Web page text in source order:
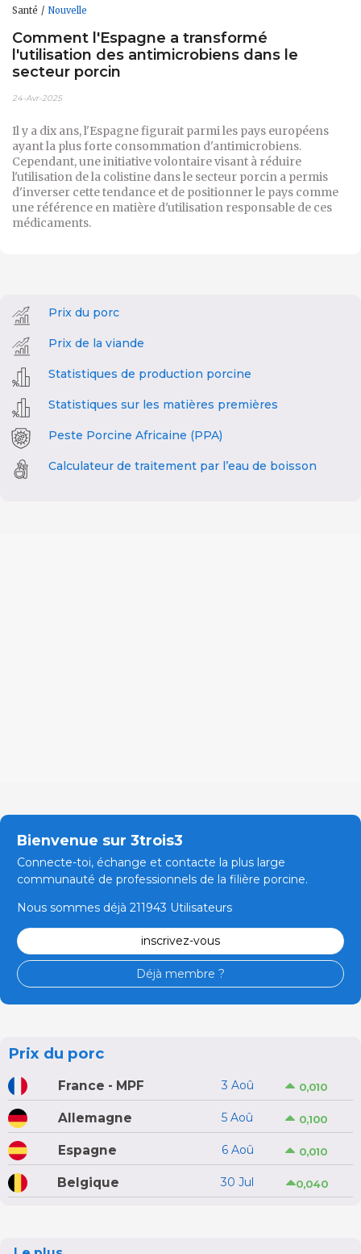
Santé Nouvelle
Comment l'Espagne a transformé
l'utilisation des antimicrobiens dans le
secteur porcin
24-Avr-2025
Il y a dix ans, l'Espagne figurait parmi les pays européens
ayant la plus forte consommation d'antimicrobiens.
Cependant, une initiative volontaire visant à réduire
l'utilisation de la colistine dans le secteur porcin a permis
d'inverser cette tendance et de positionner le pays comme
une référence en matière d'utilisation responsable de ces
médicaments.
Prix du porc
Prix de la viande
Statistiques de production porcine
Statistiques sur les matières premières
Peste Porcine Africaine (PPA)
Calculateur de traitement par l’eau de boisson
Bienvenue sur 3trois3
Connecte-toi, échange et contacte la plus large
communauté de professionnels de la filière porcine.
Nous sommes déjà 211943 Utilisateurs
inscrivez-vous
Déjà membre ?
Prix du porc
France - MPF 3 Aoû 0,010
Allemagne 5 Aoû 0,100
Espagne 6 Aoû 0,010
Belgique 30 Jul 0,040